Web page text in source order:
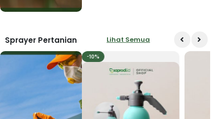
Sprayer Pertanian Lihat Semua
-10%